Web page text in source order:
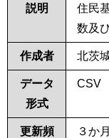
説明
住民
数及
作成者 北茨
データ
形式
CSV
更新頻
３か